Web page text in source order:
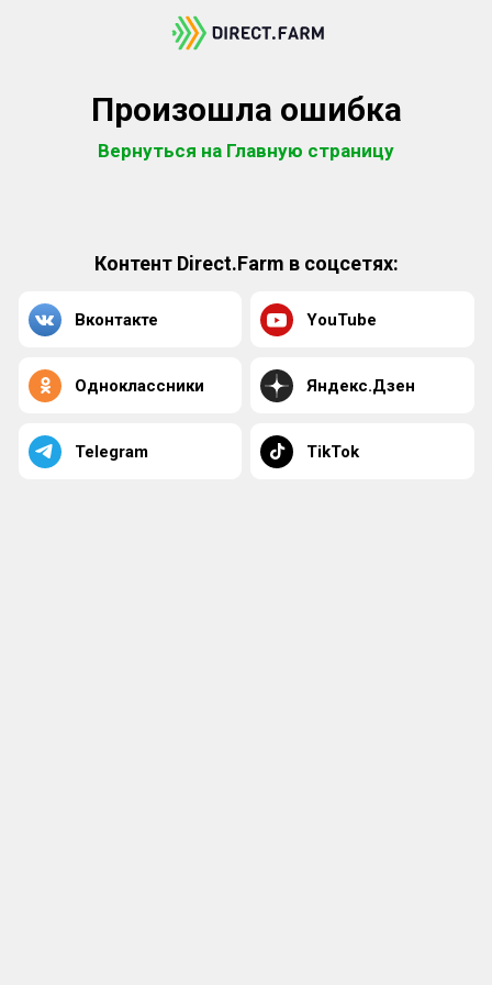
Произошла ошибка
Вернуться на Главную страницу
Контент Direct.Farm в соцсетях:
Вконтакте YouTube
Одноклассники Яндекс.Дзен
Telegram TikTok